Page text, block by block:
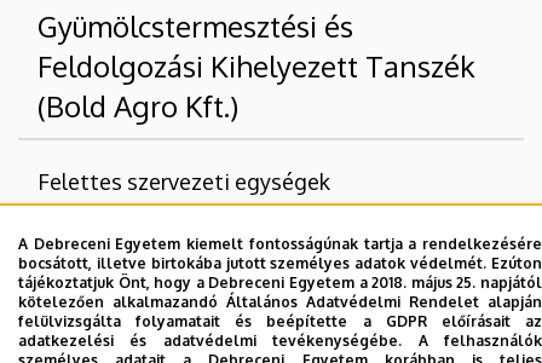
Gyümölcstermesztési és
Feldolgozási Kihelyezett Tanszék
(Bold Agro Kft.)
Felettes szervezeti egységek
Debreceni Egyetem
Mezőgazdaság-, Élelmiszertudományi és
Környezetgazdálkodási Kar
Nincs találat.
A Debreceni Egyetem kiemelt fontosságúnak tartja a rendelkezésére
bocsátott, illetve birtokába jutott személyes adatok védelmét. Ezúton
tájékoztatjuk Önt, hogy a Debreceni Egyetem a 2018. május 25. napjától
kötelezően alkalmazandó Általános Adatvédelmi Rendelet alapján
felülvizsgálta folyamatait és beépítette a GDPR előírásait az
adatkezelési és adatvédelmi tevékenységébe. A felhasználók